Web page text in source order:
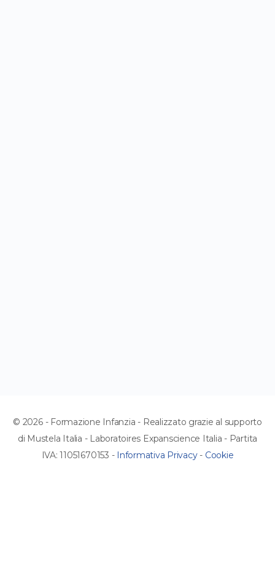
© 2026 - Formazione Infanzia - Realizzato grazie al supporto
di Mustela Italia - Laboratoires Expanscience Italia - Partita
IVA: 11051670153 - Informativa Privacy- Cookie